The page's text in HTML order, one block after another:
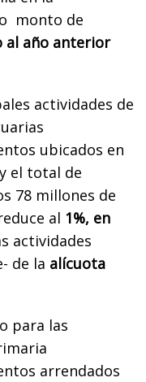
monto de
al año anterior
actividades de
ubicados en
el total de
78 millones de
al 1%, en
actividades
de la alícuota
para las
arrendados